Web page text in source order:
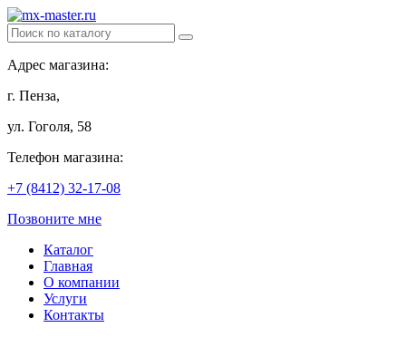
Адрес магазина:
г. Пенза,
ул. Гоголя, 58
Телефон магазина:
+7 (8412) 32-17-08
Позвоните мне
Каталог
Главная
О компании
Услуги
Контакты